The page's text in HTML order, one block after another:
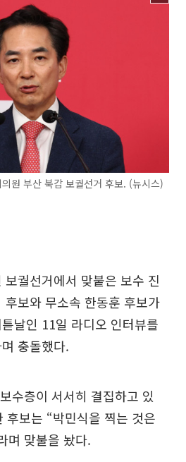
원 부산 북갑 보궐선거 후보. (뉴시스)
궐선거에서 맞붙은 보수 진
후보와 무소속 한동훈 후보가
날인 11일 라디오 인터뷰를
충돌했다.
수층이 서서히 결집하고 있
후보는 “박민식을 찍는 것은
며 맞불을 놨다.